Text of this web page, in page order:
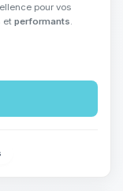
pour vos
et performants.